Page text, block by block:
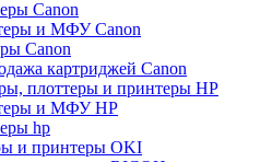
Canon
и МФУ Canon
Canon
картриджей Canon
плоттеры и принтеры HP
и МФУ HP
hp
и принтеры OKI